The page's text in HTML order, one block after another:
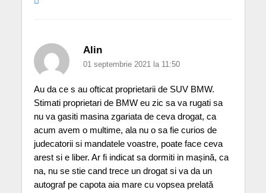
Alin
01 septembrie 2021 la 11:50
Au da ce s au ofticat proprietarii de SUV BMW.
Stimati proprietari de BMW eu zic sa va rugati sa
nu va gasiti masina zgariata de ceva drogat, ca
acum avem o multime, ala nu o sa fie curios de
judecatorii si mandatele voastre, poate face ceva
arest si e liber. Ar fi indicat sa dormiti in mașină, ca
na, nu se stie cand trece un drogat si va da un
autograf pe capota aia mare cu vopsea prelată